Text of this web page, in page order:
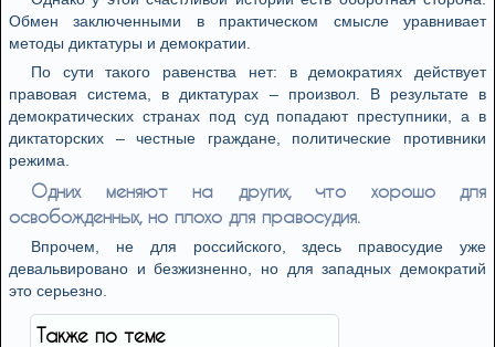
Обмен заключенными в практическом смысле уравнивает
методы диктатуры и демократии.
По сути такого равенства нет: в демократиях действует
правовая система, в диктатурах – произвол. В результате в
демократических странах под суд попадают преступники, а в
диктаторских – честные граждане, политические противники
режима.
Одних меняют на других, что хорошо для
освобожденных, но плохо для правосудия.
Впрочем, не для российского, здесь правосудие уже
девальвировано и безжизненно, но для западных демократий
это серьезно.
Также по теме